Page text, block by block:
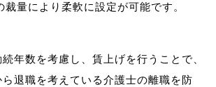
裁量により柔軟に設定が可能です。
年数を考慮し、賃上げを行うことで、
退職を考えている介護士の離職を防